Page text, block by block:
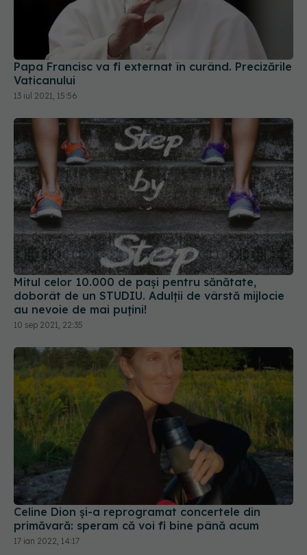
Papa Francisc va fi externat în curând. Precizările
Vaticanului
13 iul 2021, 15:56
Mitul celor 10.000 de pași pentru sănătate,
doborât de un STUDIU. Adulții de vârstă mijlocie
au nevoie de mai puțini!
10 sep 2021, 22:35
Celine Dion și-a reprogramat concertele din
primăvară: speram că voi fi bine până acum
17 ian 2022, 14:17